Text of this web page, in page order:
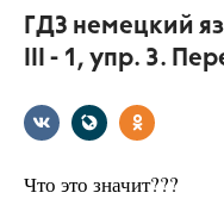
ГДЗ немецкий
III - 1, упр. 3.
Что это значит???